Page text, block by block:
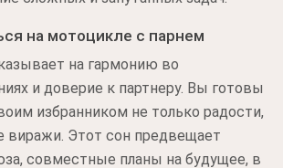
на мотоцикле с парнем
на гармонию во
и доверие к партнеру. Вы готовы
избранником не только радости,
виражи. Этот сон предвещает
совместные планы на будущее, в